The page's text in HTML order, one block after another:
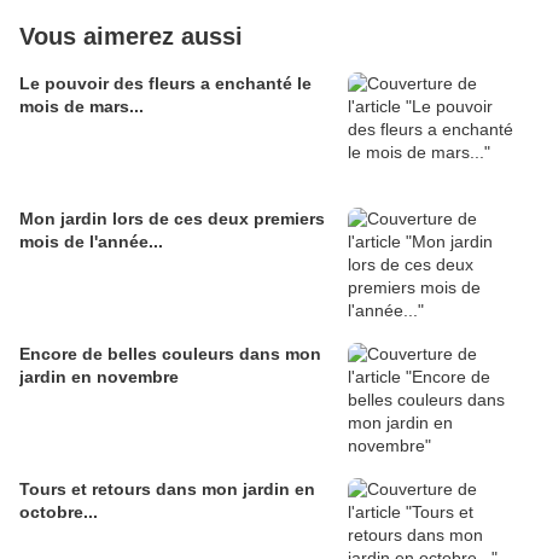
Vous aimerez aussi
Le pouvoir des fleurs a enchanté le
mois de mars...
Mon jardin lors de ces deux premiers
mois de l'année...
Encore de belles couleurs dans mon
jardin en novembre
Tours et retours dans mon jardin en
octobre...